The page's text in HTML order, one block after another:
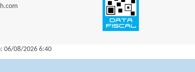
06/08/2026 6:40